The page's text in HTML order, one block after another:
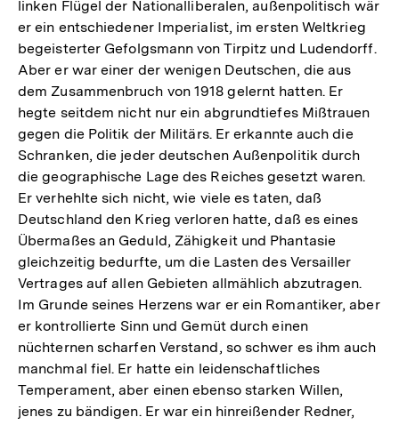
linken Flügel der Nationalliberalen, außenpolitisch wär
er ein entschiedener Imperialist, im ersten Weltkrieg
begeisterter Gefolgsmann von Tirpitz und Ludendorff.
Aber er war einer der wenigen Deutschen, die aus
dem Zusammenbruch von 1918 gelernt hatten. Er
hegte seitdem nicht nur ein abgrundtiefes Mißtrauen
gegen die Politik der Militärs. Er erkannte auch die
Schranken, die jeder deutschen Außenpolitik durch
die geographische Lage des Reiches gesetzt waren.
Er verhehlte sich nicht, wie viele es taten, daß
Deutschland den Krieg verloren hatte, daß es eines
Übermaßes an Geduld, Zähigkeit und Phantasie
gleichzeitig bedurfte, um die Lasten des Versailler
Vertrages auf allen Gebieten allmählich abzutragen.
Im Grunde seines Herzens war er ein Romantiker, aber
er kontrollierte Sinn und Gemüt durch einen
nüchternen scharfen Verstand, so schwer es ihm auch
manchmal fiel. Er hatte ein leidenschaftliches
Temperament, aber einen ebenso starken Willen,
jenes zu bändigen. Er war ein hinreißender Redner,